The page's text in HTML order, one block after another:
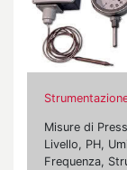
Misure di
Livello, PH,
Frequenza,